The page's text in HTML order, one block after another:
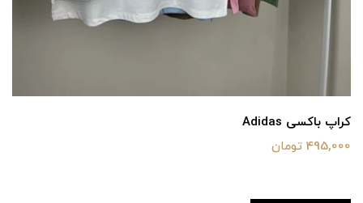
کراپ باکسی Adidas
495,000 تومان